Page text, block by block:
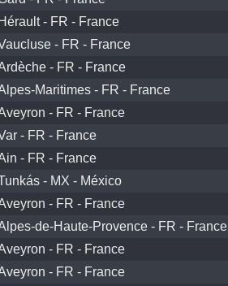
Hérault - FR - France
- FR - France
- FR - France
Maritimes - FR - France
- FR - France
- FR - France
- FR - France
- MX - México
- FR - France
de-Haute-Provence - FR - France
- FR - France
- FR - France